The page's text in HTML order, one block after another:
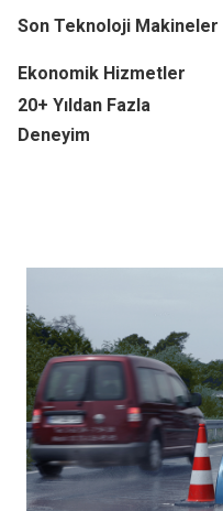
Son Teknoloji Makineler
Ekonomik Hizmetler
20+ Yıldan Fazla
Deneyim